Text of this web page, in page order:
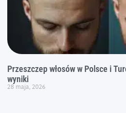
Przeszczep włosów w Polsce i
wyniki
28 maja, 2026